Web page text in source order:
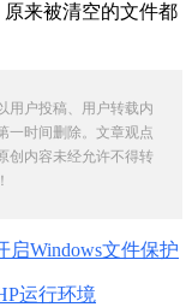
来被清空的文件都
用户投稿、用户转载内
一时间删除。文章观点
创内容未经允许不得转
启Windows文件保护
运行环境